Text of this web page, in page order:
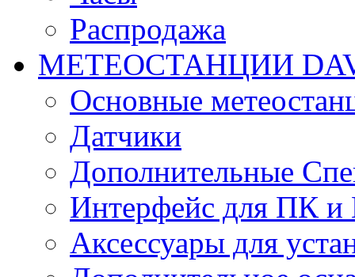
Распродажа
МЕТЕОСТАНЦИИ
Основные
Датчики
Дополнительные
Интерфейс для ПК
Аксессуары для